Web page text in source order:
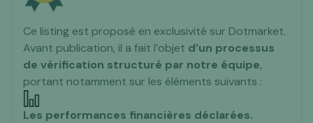
Ce listing est proposé en exclusivité sur Dotmarket.
Avant publication, il a fait l’objet d’un processus
de vérification structuré par notre équipe,
portant notamment sur les éléments suivants :
Les performances financières déclarées.